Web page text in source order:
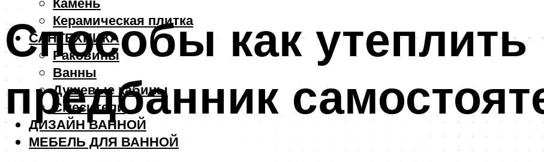
Керамическая плитка
САНТЕХНИКА
Раковины
Ванны
Душевые кабины
Смесители
ДИЗАЙН ВАННОЙ
МЕБЕЛЬ ДЛЯ ВАННОЙ
Способы как утеплить
предбанник